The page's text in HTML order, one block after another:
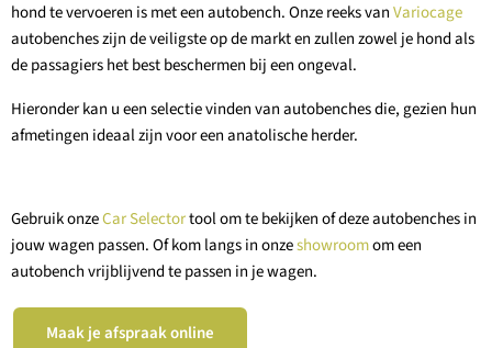
hond te vervoeren is met een autobench. Onze reeks vanVariocage
autobenches zijn de veiligste op de markt en zullen zowel je hond als
de passagiers het best beschermen bij een ongeval.
Hieronder kan u een selectie vinden van autobenches die, gezien hun
afmetingen ideaal zijn voor een anatolische herder.
Gebruik onzeCar Selectortool om te bekijken of deze autobenches in
jouw wagen passen. Of kom langs in onzeshowroomom een
autobench vrijblijvend te passen in je wagen.
Maak je afspraak online